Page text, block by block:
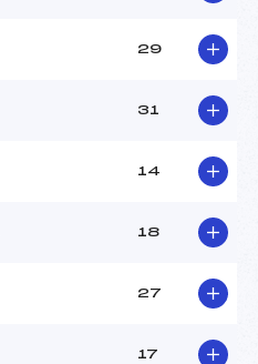
29
31
14
18
27
17